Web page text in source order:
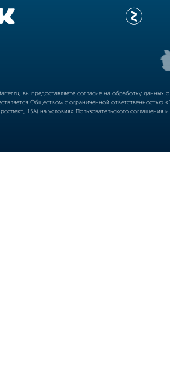
, вы предоставляете согласие на обработку
Обществом с ограниченной
15А) на условиях Пользовательского соглашения и